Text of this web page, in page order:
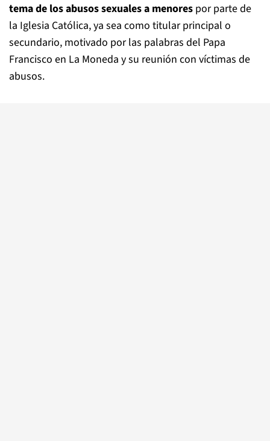
tema de los abusos sexuales a menores por parte de
la Iglesia Católica, ya sea como titular principal o
secundario, motivado por las palabras del Papa
Francisco en La Moneda y su reunión con víctimas de
abusos.